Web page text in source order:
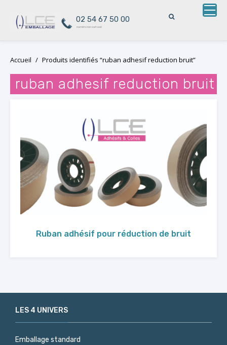
02 54 67 50 00
numéro non surtaxé
content
Accueil / Produits identifiés “ruban adhesif reduction bruit”
ruban adhesif reduction bruit
Ruban adhésif pour réduction de bruit
LES 4 UNIVERS
Emballage standard